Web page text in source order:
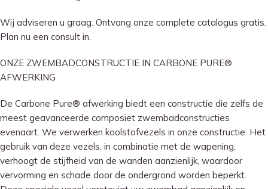
Wij adviseren u graag. Ontvang onze complete catalogus gratis.
Plan nu een consult in.
ONZE ZWEMBADCONSTRUCTIE IN CARBONE PURE®
AFWERKING
De Carbone Pure® afwerking biedt een constructie die zelfs de
meest geavanceerde composiet zwembadconstructies
evenaart. We verwerken koolstofvezels in onze constructie. Het
gebruik van deze vezels, in combinatie met de wapening,
verhoogt de stijfheid van de wanden aanzienlijk, waardoor
vervorming en schade door de ondergrond worden beperkt.